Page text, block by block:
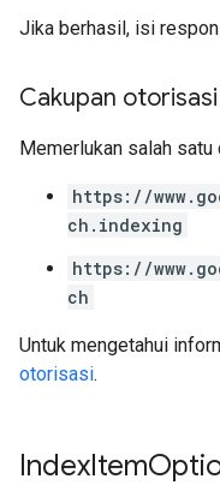
Jika berhasil, isi
Cakupan otorisasi
Memerlukan salah satu
https://
ch.indexing
https://
ch
Untuk mengetahui
otorisasi.
IndexItem